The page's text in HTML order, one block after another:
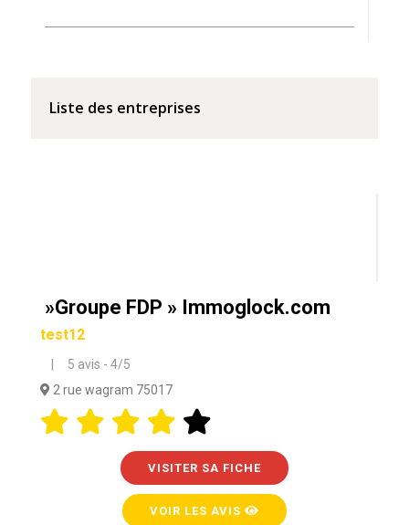
Liste des entreprises
»Groupe FDP » Immoglock.com
test12
| 5 avis - 4/5
2 rue wagram 75017
VISITER SA FICHE
VOIR LES AVIS